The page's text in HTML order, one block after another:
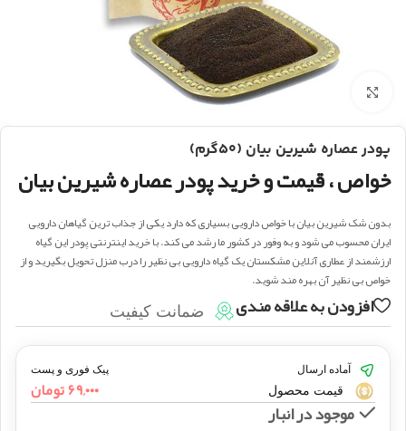
بزرگنمایی تصویر
پودر عصاره شیرین بیان (۵۰گرم)
خواص ، قیمت و خرید پودر عصاره شیرین بیان
بدون شک شیرین بیان با خواص دارویی بسیاری که دارد یکی از جذاب ترین گیاهان دارویی
ایران محسوب می شود و به وفور در کشور ما رشد می کند. با خرید اینترنتی پودر این گیاه
ارزشمند از عطاری آنلاین مشکستان یک گیاه دارویی بی نظیر را درب منزل تحویل بگیرید و از
خواص بی نظیر آن بهره مند شوید.
افزودن به علاقه مندی ضمانت کیفیت
آماده ارسال پیک فوری و پست
قیمت محصول ۶۹,۰۰۰تومان
موجود در انبار